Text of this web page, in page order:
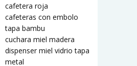
cafetera roja
cafeteras con embolo
tapa bambu
cuchara miel madera
dispenser miel vidrio tapa
metal